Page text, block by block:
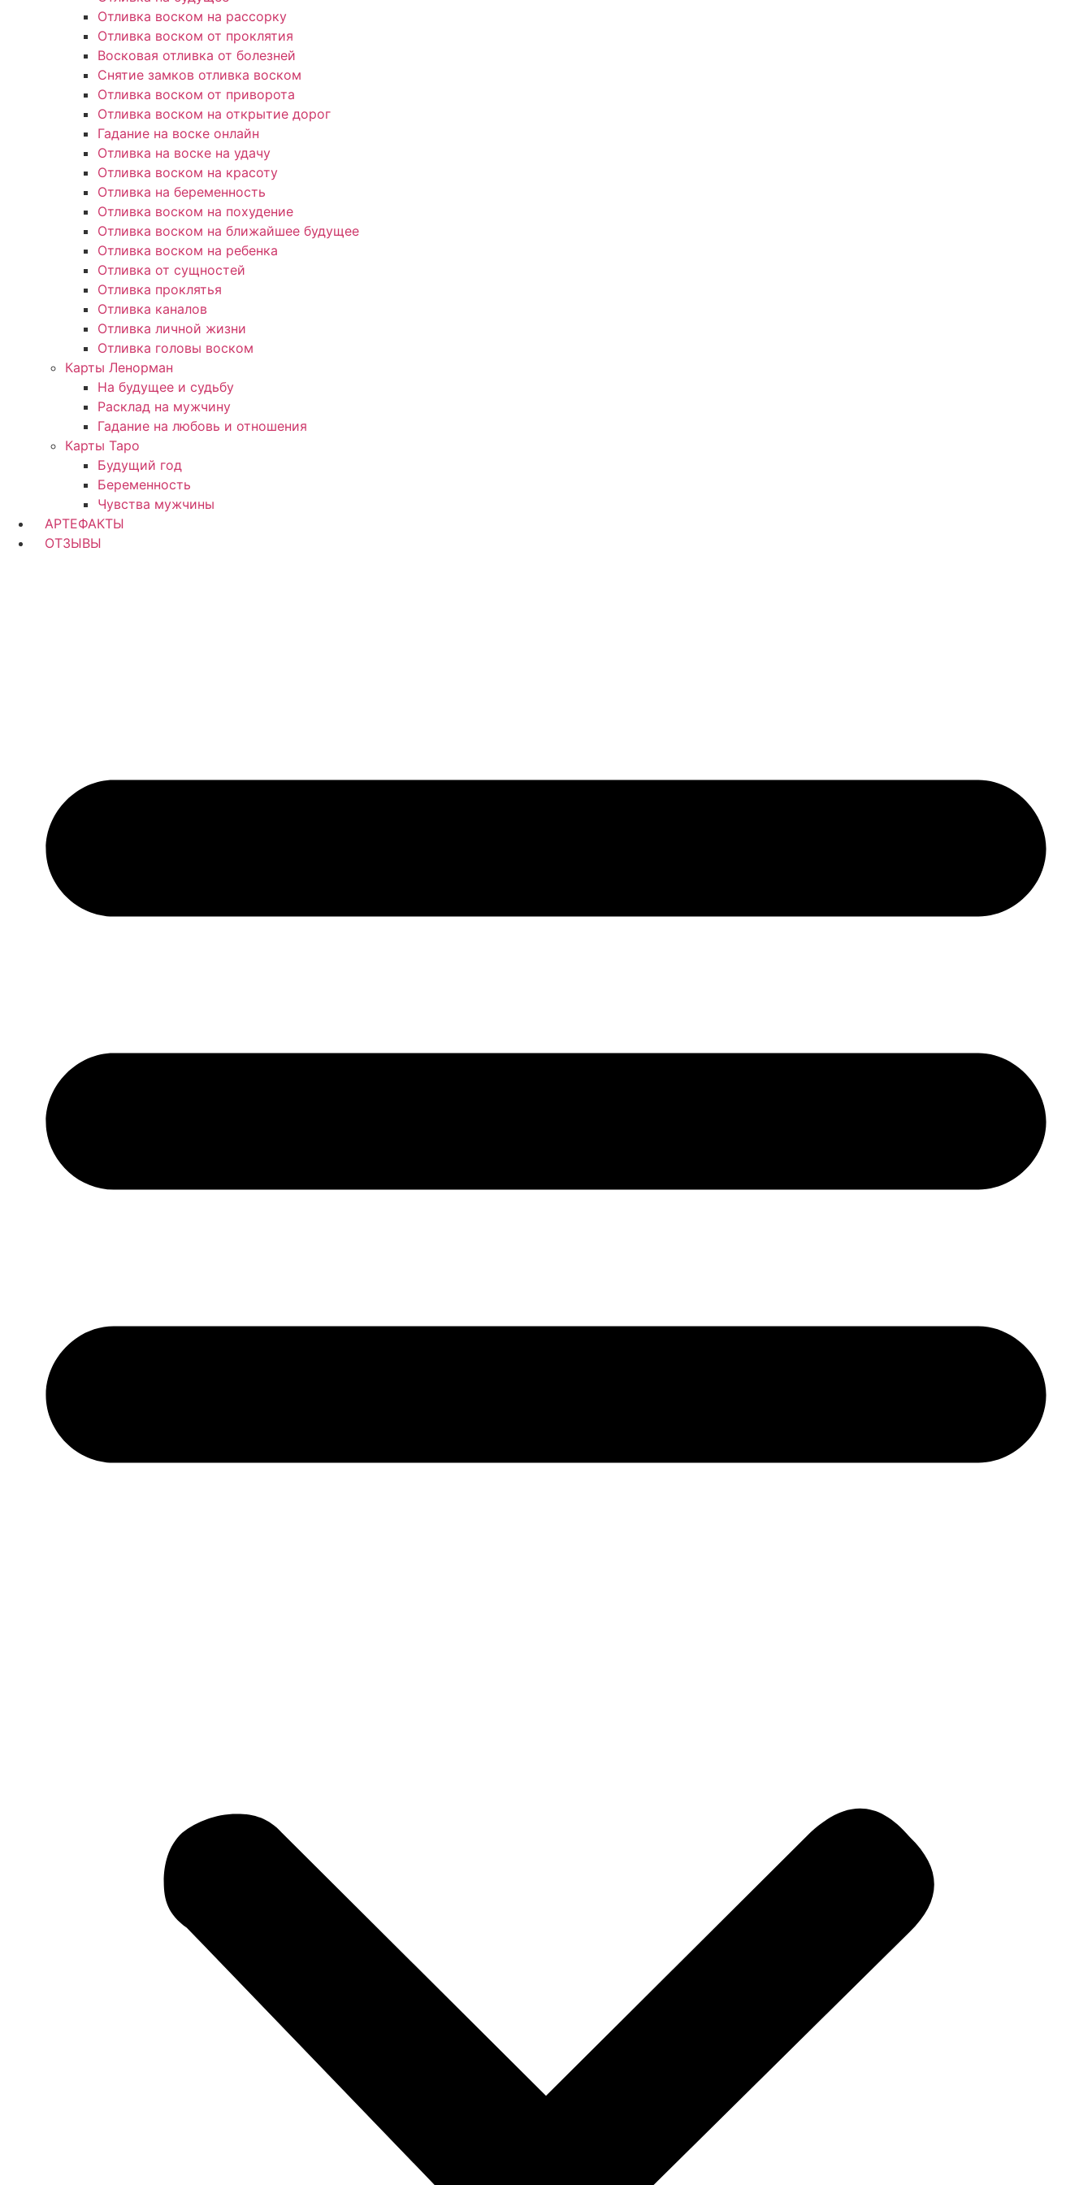
Отливка воском на рассорку
Отливка воском от проклятия
Восковая отливка от болезней
Снятие замков отливка воском
Отливка воском от приворота
Отливка воском на открытие дорог
Гадание на воске онлайн
Отливка на воске на удачу
Отливка воском на красоту
Отливка на беременность
Отливка воском на похудение
Отливка воском на ближайшее будущее
Отливка воском на ребенка
Отливка от сущностей
Отливка проклятья
Отливка каналов
Отливка личной жизни
Отливка головы воском
Карты Ленорман
На будущее и судьбу
Расклад на мужчину
Гадание на любовь и отношения
Карты Таро
Будущий год
Беременность
Чувства мужчины
АРТЕФАКТЫ
ОТЗЫВЫ